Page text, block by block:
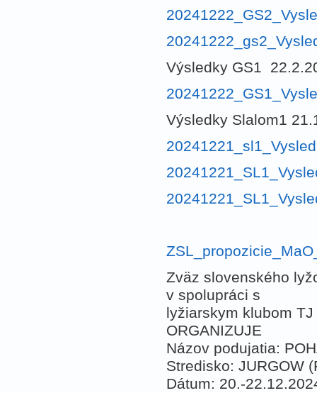
Výsledky GS1
Výsledky Slalom1
Zväz slovenského
v spolupráci s
lyžiarskym klubom TJ
ORGANIZUJE
Názov podujatia:
Stredisko: JURGOW
Dátum: 20.-